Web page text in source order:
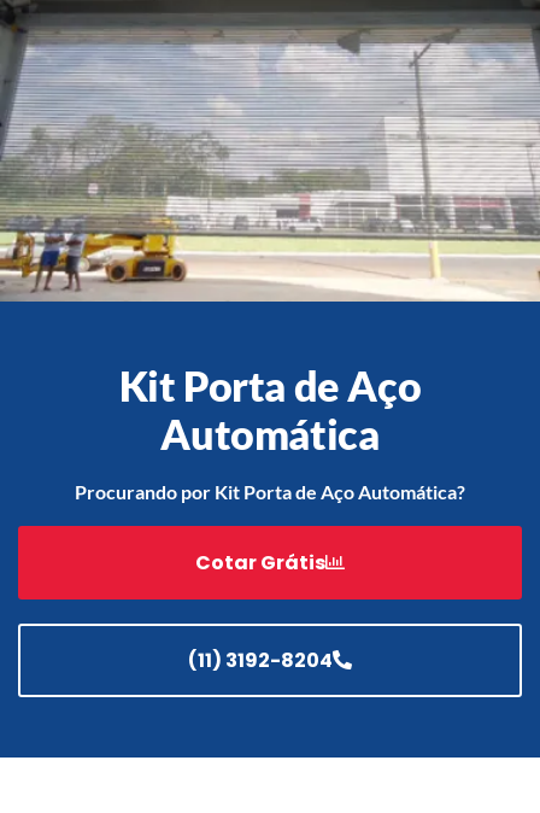
Automatizadores
Acessórios Para Portas de
Enrolar
Pintura eletrostática
Portfólio
Contato
Acessórios
Portão de Garagem de
Aldeia – RJ
Portão de Garagem de
Enrolar em São João de
Meriti – RJ
Kit Porta de Aço
Automática
Procurando por Kit Porta de Aço Automática?
Cotar Grátis
(11) 3192-8204